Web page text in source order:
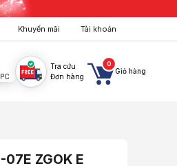
Khuyến mãi Tài khoản
Tra cứu
Đơn hàng
0
Giỏ hàng
ZGOK E